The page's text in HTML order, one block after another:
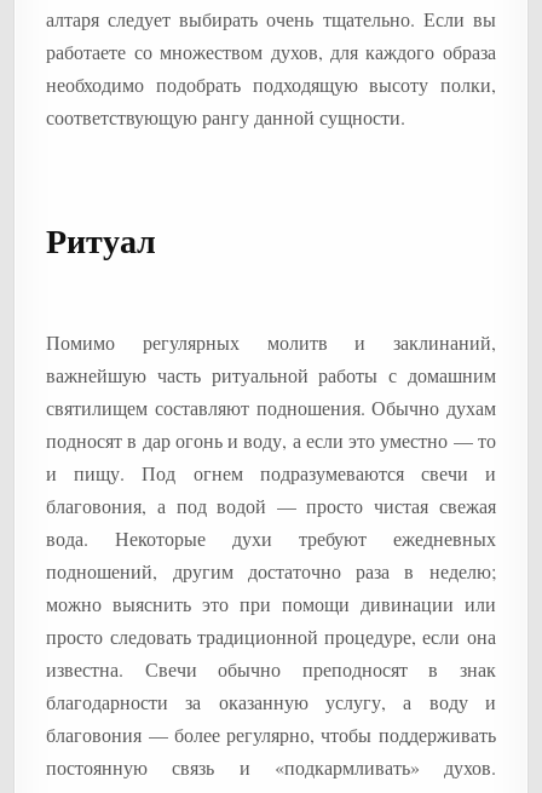
алтаря следует выбирать очень тщательно. Если вы
работаете со множеством духов, для каждого образа
необходимо подобрать подходящую высоту полки,
соответствующую рангу данной сущности.
Ритуал
Помимо регулярных молитв и заклинаний,
важнейшую часть ритуальной работы с домашним
святилищем составляют подношения. Обычно духам
подносят в дар огонь и воду, а если это уместно — то
и пищу. Под огнем подразумеваются свечи и
благовония, а под водой — просто чистая свежая
вода. Некоторые духи требуют ежедневных
подношений, другим достаточно раза в неделю;
можно выяснить это при помощи дивинации или
просто следовать традиционной процедуре, если она
известна. Свечи обычно преподносят в знак
благодарности за оказанную услугу, а воду и
благовония — более регулярно, чтобы поддерживать
постоянную связь и «подкармливать» духов.